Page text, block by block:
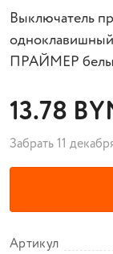
Выключатель
ПРАЙМЕР
13.78
Забрать 11
Артикул